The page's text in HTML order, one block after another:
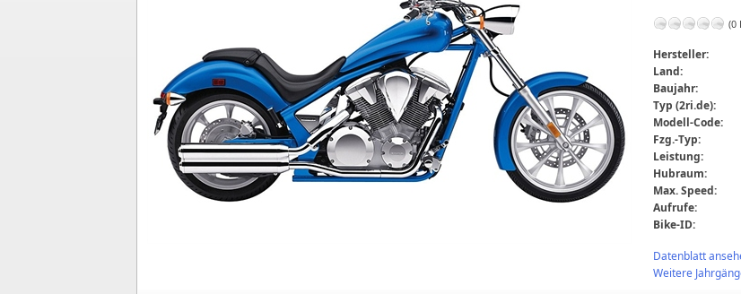
(0
Hersteller:
Land:
Baujahr:
Typ (2ri.de):
Modell-Code:
Fzg.-Typ:
Leistung:
Hubraum:
Max. Speed:
Aufrufe:
Bike-ID:
Datenblatt
Weitere